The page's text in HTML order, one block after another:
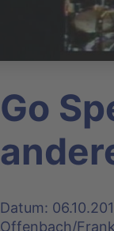
Go
Datum:
Offenbach/